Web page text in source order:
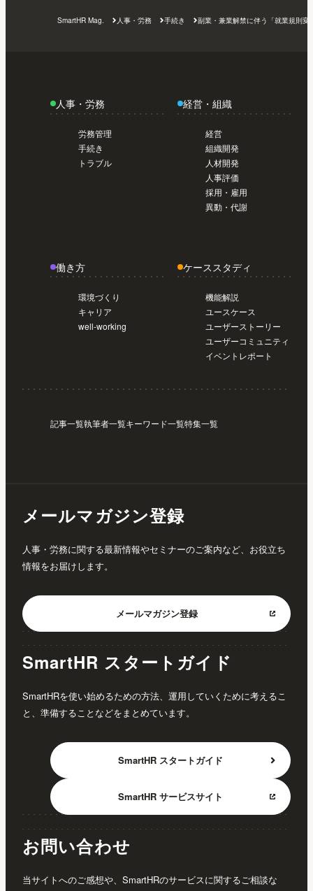
トライアル編【初めてのSmartHR #01】
日から使い始めたい人のスタートガイド /
導入前準備編【初めてのSmartHR #02】
導入前準備編【初めてのSmartHR #02】
SmartHR Mag. 人事・労務 手続き 副業・兼業解禁に伴う「就業規則
人事・労務
労務管理
手続き
トラブル
経営・組織
経営
組織開発
人材開発
人事評価
採用・雇用
異動・代謝
働き方
環境づくり
キャリア
well-working
ケーススタディ
機能解説
ユースケース
ユーザーストーリー
ユーザーコミュニティ
イベントレポート
記事一覧執筆者一覧キーワード一覧特集一覧
メールマガジン登録
人事・労務に関する最新情報やセミナーのご案内など、お役立ち
情報をお届けします。
メールマガジン登録
SmartHR スタートガイド
SmartHRを使い始めるための方法、運用していくために考えるこ
と、準備することなどをまとめています。
SmartHR スタートガイド
SmartHR サービスサイト
お問い合わせ
当サイトへのご感想や、SmartHRのサービスに関するご相談な